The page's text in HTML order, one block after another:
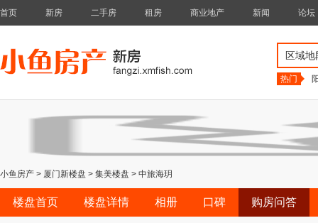
首页 新房 二手房 租房 商业地产 新闻 论坛
区域地
热门
小鱼房产 > 厦门新楼盘 > 集美楼盘 > 中旅海玥
楼盘首页 楼盘详情 相册 口碑 购房问答